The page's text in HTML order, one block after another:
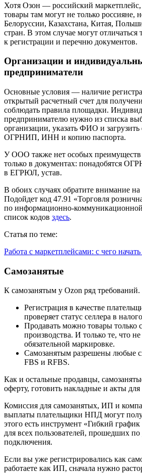
Хотя Озон — российский маркетплейс,
товары там могут не только россияне,
Белоруссии, Казахстана, Китая,
стран. В этом случае могут отличаться
к регистрации и перечню документов.
Организации и
предприниматели
Основные условия — наличие
открытый расчетный счет для
соблюдать правила площадки.
предпринимателю нужно из списка
организации, указать ФИО и загрузить
ОГРНИП, ИНН и копию паспорта.
У ООО также нет особых преимуществ
только в документах: понадобятся
в ЕГРЮЛ, устав.
В обоих случаях обратите внимание
Подойдет код 47.91 «Торговля
по информационно-коммуникационной
список кодов здесь.
Статья по теме:
Работа с маркетплейсами: с чего
Самозанятые
К самозанятым у Ozon ряд требований.
Регистрация в качестве
проверяет статус селлера в
Продавать можно товары только
производства. И только те, что
обязательной маркировке.
Самозанятым разрешены любые
FBS и RFBS.
Как и остальные продавцы,
оферту, готовить накладные и акты для
Комиссия для самозанятых, ИП и
выплаты плательщики НПД могут
этого есть инструмент «Гибкий
для всех пользователей, прошедших
подключения.
Если вы уже регистрировались как
работаете как ИП, сначала нужно